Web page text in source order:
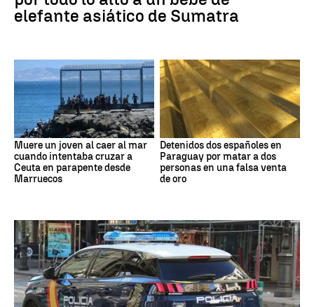
elefante asiático de Sumatra
Muere un joven al caer al mar
cuando intentaba cruzar a
Ceuta en parapente desde
Marruecos
Detenidos dos españoles en
Paraguay por matar a dos
personas en una falsa venta
de oro